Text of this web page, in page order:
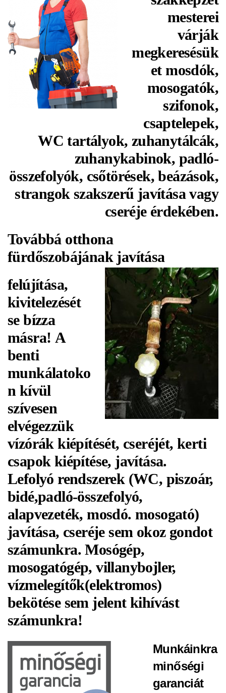
mesterei
várják
megkeresésük
et mosdók,
mosogatók,
szifonok,
csaptelepek,
WC tartályok, zuhanytálcák,
zuhanykabinok, padló-
összefolyók, csőtörések, beázások,
strangok szakszerű javítása vagy
cseréje érdekében.
Továbbá otthona
fürdőszobájának javítása
felújítása,
kivitelezését
se bízza
másra! A
benti
munkálatoko
n kívül
szívesen
elvégezzük
vízórák kiépítését, cseréjét, kerti
csapok kiépítése, javítása.
Lefolyó rendszerek (WC, piszoár,
bidé,padló-összefolyó,
alapvezeték, mosdó. mosogató)
javítása, cseréje sem okoz gondot
számunkra. Mosógép,
mosogatógép, villanybojler,
vízmelegítők(elektromos)
bekötése sem jelent kihívást
számunkra!
Munkáinkra
minőségi
garanciát